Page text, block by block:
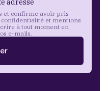
adresse
et confirme avoir pris
confidentialité et mentions
à tout moment en
e-mails.